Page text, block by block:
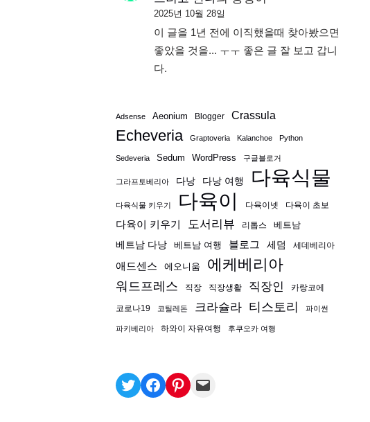
2025년 10월 28일
이 글을 1년 전에 이직했을때 찾아봤으면
좋았을 것을... ㅜㅜ 좋은 글 잘 보고 갑니
다.
Adsense Aeonium Blogger Crassula
Echeveria Graptoveria Kalanchoe Python
Sedeveria Sedum WordPress 구글블로거
그라프토베리아 다낭 다낭 여행 다육식물
다육식물 키우기 다육이 다육이넷 다육이 초보
다육이 키우기 도서리뷰 리톱스
베트남
베트남 다낭
베트남 여행 블로그 세덤 세데베리아
애드센스 에오니움 에케베리아
워드프레스 직장 직장생활 직장인 카랑코에
코로나19 코틸레돈 크라슐라 티스토리 파이썬
파키베리아 하와이 자유여행 후쿠오카 여행